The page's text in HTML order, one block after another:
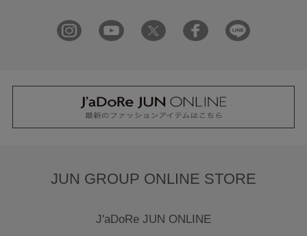
JUN GROUP ONLINE STORE
J'aDoRe JUN ONLINE